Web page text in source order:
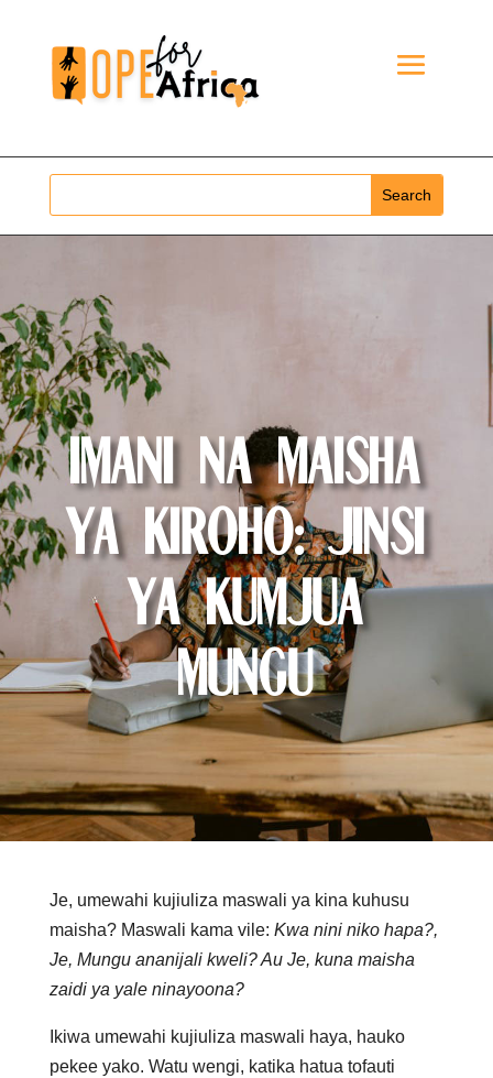
Imani na Maisha
ya Kiroho: Jinsi
ya Kumjua
Mungu
Je, umewahi kujiuliza maswali ya kina kuhusu
maisha? Maswali kama vile: Kwa nini niko hapa?,
Je, Mungu ananijali kweli? Au Je, kuna maisha
zaidi ya yale ninayoona?
Ikiwa umewahi kujiuliza maswali haya, hauko
pekee yako. Watu wengi, katika hatua tofauti